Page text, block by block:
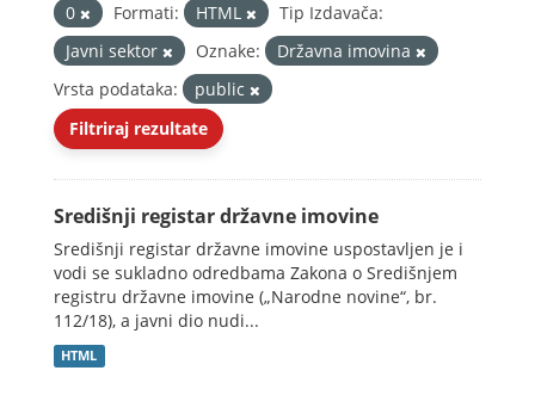
0
Formati: HTML
Tip Izdavača:
Javni sektor
Oznake:
Državna imovina
Vrsta podataka:
public
Filtriraj rezultate
Središnji registar državne imovine
Središnji registar državne imovine uspostavljen je i
vodi se sukladno odredbama Zakona o Središnjem
registru državne imovine („Narodne novine“, br.
112/18), a javni dio nudi...
HTML